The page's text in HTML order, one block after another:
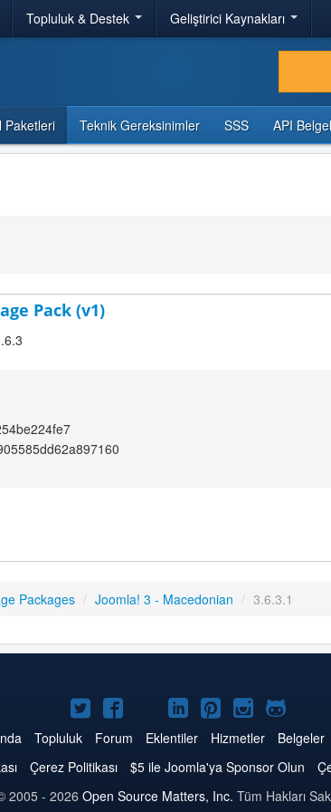
Topluluk & Destek Geliştirici Kaynakları
Paketleri Teknik Gereksinimler SSS API
Pack (v1)
Packages / Joomla! 3 - Macedonian / 3.6.3.1
Twitter'da
Joomla
Facebook'da
Joomla
YouTube'da
Joomla
LinkedIn'de
Joomla
Pinterest'de
JoomlaJoomla
Topluluk Forum Eklentiler Hizmetler Belgeler
Çerez Politikası $5 ile Joomla'ya Sponsor Olun
2005 - 2026 Open Source Matters, Inc. Tüm Hakları